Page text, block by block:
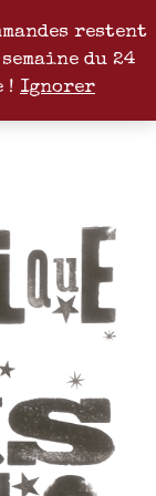
restent
du 24
! Ignorer